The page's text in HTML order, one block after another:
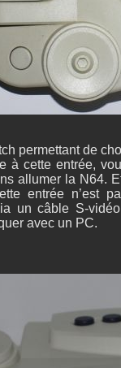
permettant de
à cette entrée,
allumer la N64.
entrée n’est
un câble S-
avec un PC.